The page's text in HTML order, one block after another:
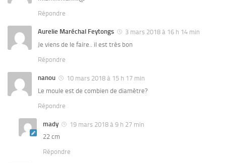
Répondre
Aurelie Maréchal Feytongs
3 mars 2018 à 16 h 14 min
Je viens de le faire.. il est très bon
Répondre
nanou
10 mars 2018 à 15 h 17 min
Le moule est de combien de diamètre?
Répondre
mady
19 mars 2018 à 9 h 27 min
22 cm
Répondre